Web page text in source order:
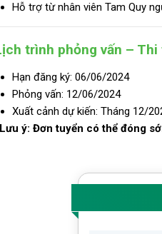
Hỗ trợ từ nhân viên Tam Quy
trình phỏng vấn – Thi
Hạn đăng ký: 06/06/2024
Phỏng vấn: 12/06/2024
Xuất cảnh dự kiến: Tháng 12/
ý: Đơn tuyển có thể đóng